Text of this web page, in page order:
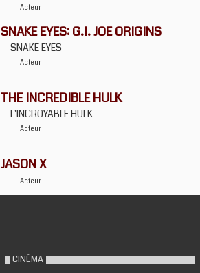
Acteur
SNAKE EYES: G.I. JOE ORIGINS
SNAKE EYES
Acteur
THE INCREDIBLE HULK
L'INCROYABLE HULK
Acteur
JASON X
Acteur
CINÉMA